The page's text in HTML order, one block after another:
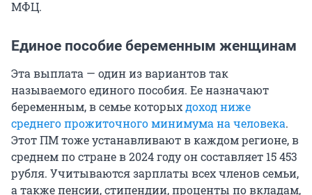
МФЦ.
Единое пособие беременным женщинам
Эта выплата — один из вариантов так
называемого единого пособия. Ее назначают
беременным, в семье которыхдоход ниже
среднего прожиточного минимума на человека.
Этот ПМ тоже устанавливают в каждом регионе, в
среднем по стране в 2024 году он составляет 15 453
рубля. Учитываются зарплаты всех членов семьи,
а также пенсии, стипендии, проценты по вкладам,